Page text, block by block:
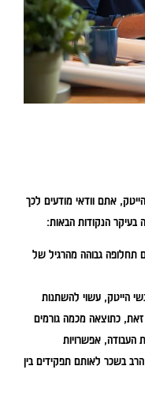
אתם וודאי מודעים לכך
הנקודות הבאות:
תחלופה גבוהה מהרגיל של
הייטק, עשוי להשתנות
כתוצאה מכמה גורמים
העבודה, אפשרויות
בשכר לאותם תפקידים בין